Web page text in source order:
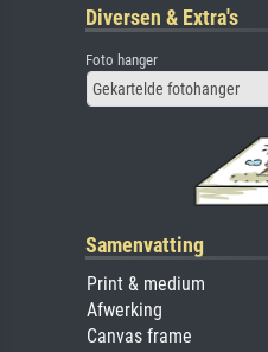
Diversen & Extra's
Foto hanger
Gekartelde fotohanger
Samenvatting
Print & medium
Afwerking
Canvas frame